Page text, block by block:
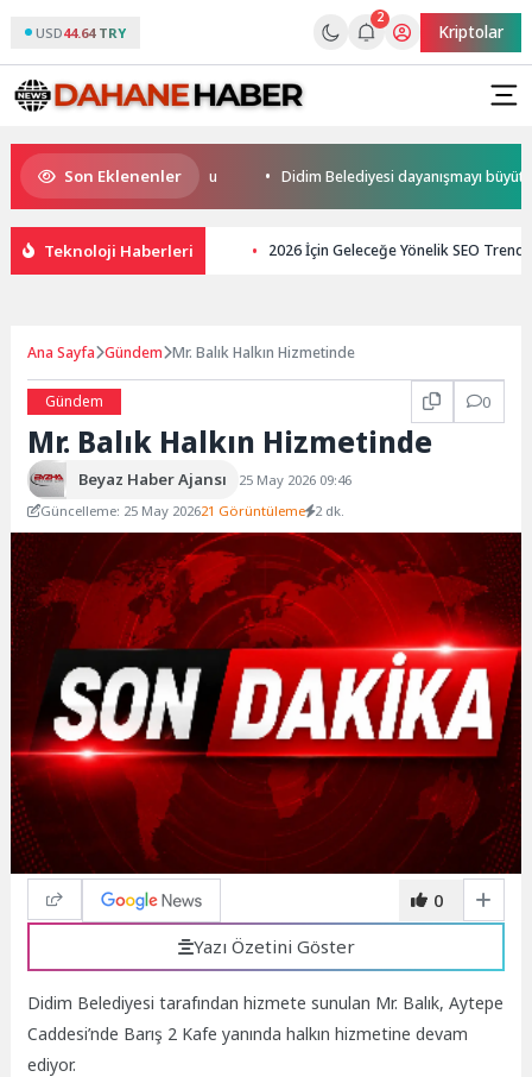
USD44.64 TRY
2
Kriptolar
Son Eklenenler
kupalar sahiplerini buldu Didim Belediyesi dayanışmayı büyütüyor
Teknoloji Haberleri 2026 İçin Geleceğe Yönelik SEO
Ana Sayfa Gündem Mr. Balık Halkın Hizmetinde
Gündem 0
Mr. Balık Halkın Hizmetinde
Beyaz Haber Ajansı
25 May 2026 09:46
Güncelleme: 25 May 202621 Görüntüleme 2 dk.
0
Yazı Özetini Göster
Didim Belediyesi tarafından hizmete sunulan Mr. Balık, Aytepe
Caddesi’nde Barış 2 Kafe yanında halkın hizmetine devam
ediyor.